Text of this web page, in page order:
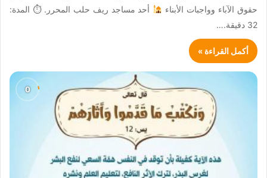
حقوق الآباء وواجبات الأبناء
أحد مساجد ريف حلب المحرر. ⏱ المدة:
32 دقيقة.…
أكمل القراءة »